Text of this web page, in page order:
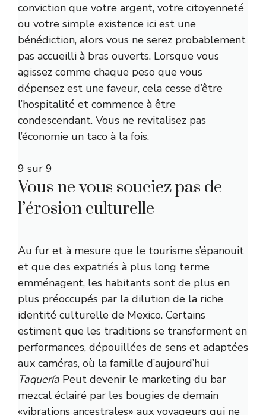
conviction que votre argent, votre citoyenneté
ou votre simple existence ici est une
bénédiction, alors vous ne serez probablement
pas accueilli à bras ouverts. Lorsque vous
agissez comme chaque peso que vous
dépensez est une faveur, cela cesse d’être
l’hospitalité et commence à être
condescendant. Vous ne revitalisez pas
l’économie un taco à la fois.
9 sur 9
Vous ne vous souciez pas de
l’érosion culturelle
Au fur et à mesure que le tourisme s’épanouit
et que des expatriés à plus long terme
emménagent, les habitants sont de plus en
plus préoccupés par la dilution de la riche
identité culturelle de Mexico. Certains
estiment que les traditions se transforment en
performances, dépouillées de sens et adaptées
aux caméras, où la famille d’aujourd’hui
Taquería Peut devenir le marketing du bar
mezcal éclairé par les bougies de demain
«vibrations ancestrales» aux voyageurs qui ne